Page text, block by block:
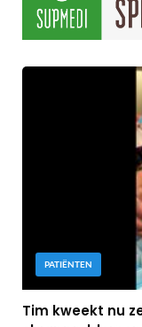
PATIËNTEN
Tim kweekt nu